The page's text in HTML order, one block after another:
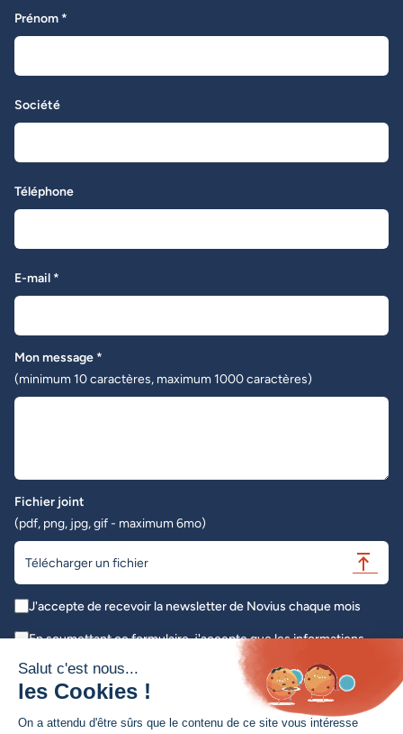
Salut c'est nous...
les Cookies !
On a attendu d'être sûrs que le contenu de ce site vous intéresse
Prénom *
Société
Téléphone
E-mail *
Mon message *
(minimum 10 caractères, maximum 1000 caractères)
Fichier joint
(pdf, png, jpg, gif - maximum 6mo)
Télécharger un fichier
J'accepte de recevoir la newsletter de Novius chaque mois
En soumettant ce formulaire, j'accepte que les informations
saisies soient exploitées dans le cadre de ma demande initiale *
Envoyer